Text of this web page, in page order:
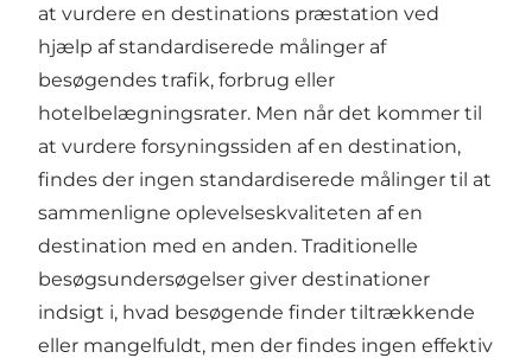
at vurdere en destinations præstation ved
hjælp af standardiserede målinger af
besøgendes trafik, forbrug eller
hotelbelægningsrater. Men når det kommer til
at vurdere forsyningssiden af en destination,
findes der ingen standardiserede målinger til at
sammenligne oplevelseskvaliteten af en
destination med en anden. Traditionelle
besøgsundersøgelser giver destinationer
indsigt i, hvad besøgende finder tiltrækkende
eller mangelfuldt, men der findes ingen effektiv